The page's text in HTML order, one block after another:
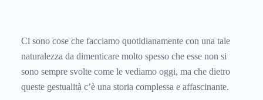
Ci sono cose che facciamo quotidianamente con una tale
naturalezza da dimenticare molto spesso che esse non si
sono sempre svolte come le vediamo oggi, ma che dietro
queste gestualità c’è una storia complessa e affascinante.